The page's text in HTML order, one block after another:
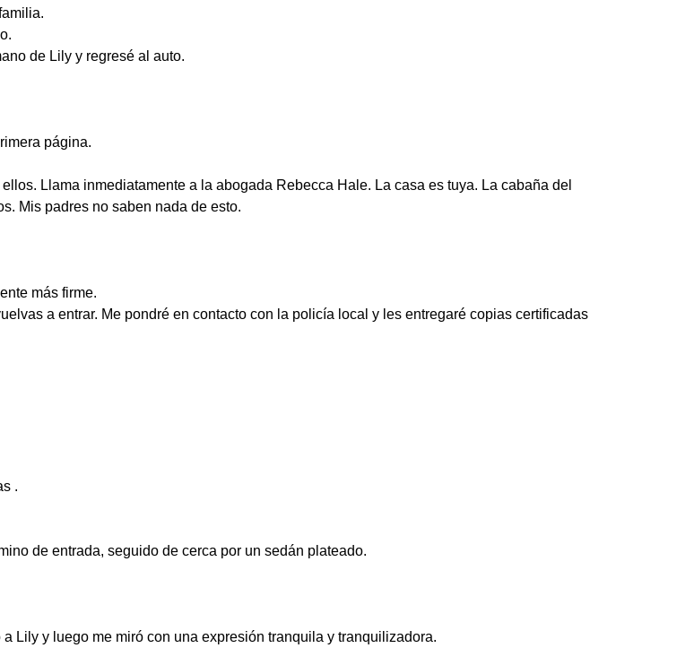
de Lily y regresé al auto.
página.
Llama inmediatamente a la abogada Rebecca Hale. La casa es tuya. La cabaña del
Mis padres no saben nada de esto.
más firme.
a entrar. Me pondré en contacto con la policía local y les entregaré copias certificadas
.
de entrada, seguido de cerca por un sedán plateado.
Lily y luego me miró con una expresión tranquila y tranquilizadora.